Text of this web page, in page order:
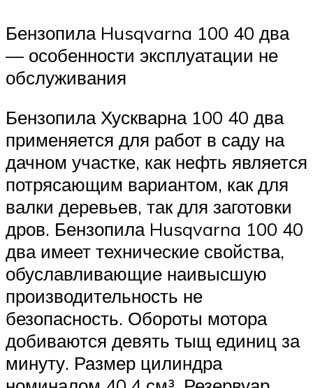
Бензопила Husqvarna 100 40 два
— особенности эксплуатации не
обслуживания
Бензопила Хускварна 100 40 два
применяется для работ в саду на
дачном участке, как нефть является
потрясающим вариантом, как для
валки деревьев, так для заготовки
дров. Бензопила Husqvarna 100 40
два имеет технические свойства,
обуславливающие наивысшую
производительность не
безопасность. Обороты мотора
добиваются девять тыщ единиц за
минуту. Размер цилиндра